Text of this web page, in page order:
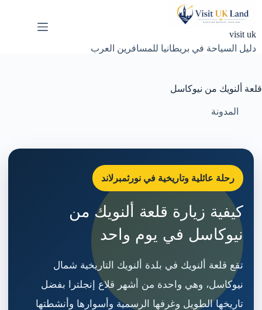
visit uk
دليل السياحة في بريطانيا للمسافرين العرب
قلعة ألنويك من نيوكاسل
المدونة
رحلة عائلية وتاريخية في نورثمبرلاند
كيفية زيارة قلعة ألنويك من
نيوكاسل في يوم واحد
تقع قلعة ألنويك في بلدة ألنويك التاريخية شمال
نيوكاسل، وهي واحدة من أشهر قلاع إنجلترا بفضل
تاريخها الطويل وغرفها الرسمية وأسوارها وأنشطتها